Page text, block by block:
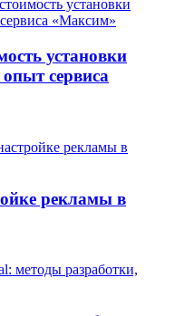
установки
сервиса
рекламы в